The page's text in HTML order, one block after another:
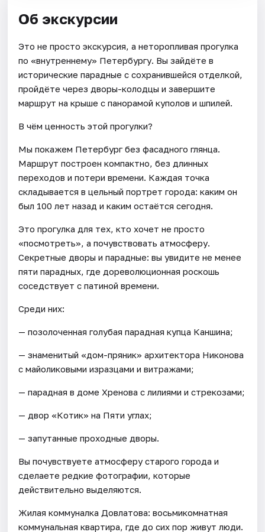
Об экскурсии
Это не просто экскурсия, а неторопливая прогулка
по «внутреннему» Петербургу. Вы зайдёте в
исторические парадные с сохранившейся отделкой,
пройдёте через дворы-колодцы и завершите
маршрут на крыше с панорамой куполов и шпилей.
В чём ценность этой прогулки?
Мы покажем Петербург без фасадного глянца.
Маршрут построен компактно, без длинных
переходов и потери времени. Каждая точка
складывается в цельный портрет города: каким он
был 100 лет назад и каким остаётся сегодня.
Это прогулка для тех, кто хочет не просто
«посмотреть», а почувствовать атмосферу.
Секретные дворы и парадные: вы увидите не менее
пяти парадных, где дореволюционная роскошь
соседствует с патиной времени.
Среди них:
— позолоченная голубая парадная купца Каншина;
— знаменитый «дом-пряник» архитектора Никонова
с майоликовыми изразцами и витражами;
— парадная в доме Хренова с лилиями и стрекозами;
— двор «Котик» на Пяти углах;
— запутанные проходные дворы.
Вы почувствуете атмосферу старого города и
сделаете редкие фотографии, которые
действительно выделяются.
Жилая коммуналка Довлатова: восьмикомнатная
коммунальная квартира, где до сих пор живут люди.